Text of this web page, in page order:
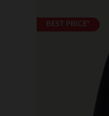
BEST PRICE*